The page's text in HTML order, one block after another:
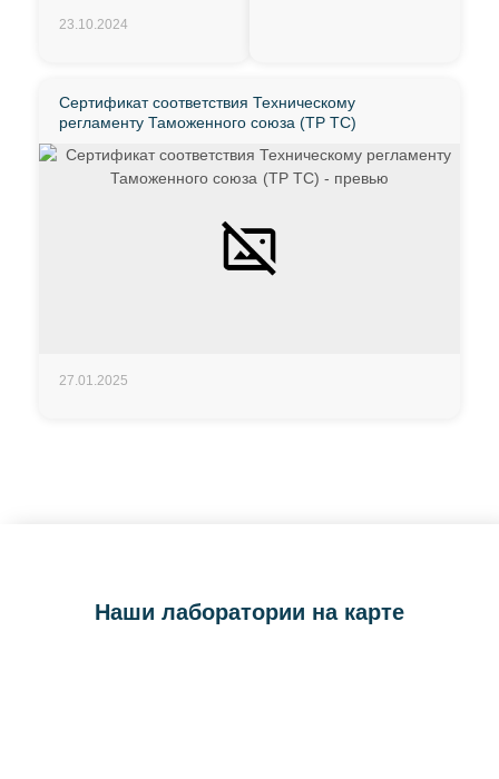
23.10.2024
Сертификат соответствия Техническому
регламенту Таможенного союза (ТР ТС)
27.01.2025
Наши лаборатории на карте